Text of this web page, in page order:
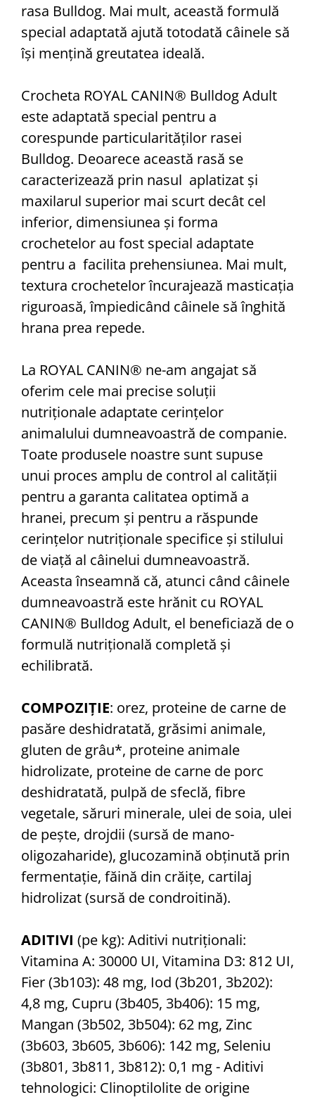
rasa Bulldog. Mai mult, această formulă
special adaptată ajută totodată câinele să
își mențină greutatea ideală.
Crocheta ROYAL CANIN® Bulldog Adult
este adaptată special pentru a
corespunde particularităților rasei
Bulldog. Deoarece această rasă se
caracterizează prin nasul aplatizat și
maxilarul superior mai scurt decât cel
inferior, dimensiunea și forma
crochetelor au fost special adaptate
pentru a facilita prehensiunea. Mai mult,
textura crochetelor încurajează masticația
riguroasă, împiedicând câinele să înghită
hrana prea repede.
La ROYAL CANIN® ne-am angajat să
oferim cele mai precise soluții
nutriționale adaptate cerințelor
animalului dumneavoastră de companie.
Toate produsele noastre sunt supuse
unui proces amplu de control al calității
pentru a garanta calitatea optimă a
hranei, precum și pentru a răspunde
cerințelor nutriționale specifice și stilului
de viață al câinelui dumneavoastră.
Aceasta înseamnă că, atunci când câinele
dumneavoastră este hrănit cu ROYAL
CANIN® Bulldog Adult, el beneficiază de o
formulă nutrițională completă și
echilibrată.
COMPOZIŢIE: orez, proteine de carne de
pasăre deshidratată, grăsimi animale,
gluten de grâu*, proteine animale
hidrolizate, proteine de carne de porc
deshidratată, pulpă de sfeclă, fibre
vegetale, săruri minerale, ulei de soia, ulei
de peşte, drojdii (sursă de mano-
oligozaharide), glucozamină obţinută prin
fermentaţie, făină din crăiţe, cartilaj
hidrolizat (sursă de condroitină).
ADITIVI (pe kg): Aditivi nutriţionali:
Vitamina A: 30000 UI, Vitamina D3: 812 UI,
Fier (3b103): 48 mg, Iod (3b201, 3b202):
4,8 mg, Cupru (3b405, 3b406): 15 mg,
Mangan (3b502, 3b504): 62 mg, Zinc
(3b603, 3b605, 3b606): 142 mg, Seleniu
(3b801, 3b811, 3b812): 0,1 mg - Aditivi
tehnologici: Clinoptilolite de origine